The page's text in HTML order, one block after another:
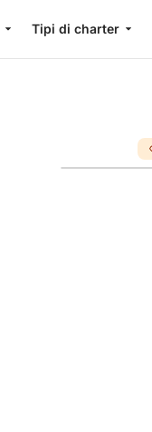
Tipi di charter